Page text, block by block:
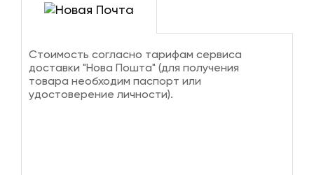
Стоимость согласно тарифам сервиса
доставки "Нова Пошта" (для получения
товара необходим паспорт или
удостоверение личности).